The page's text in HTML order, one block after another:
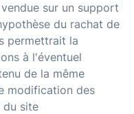
sur un support
du rachat de
permettrait la
à l'éventuel
de la même
modification des
du site